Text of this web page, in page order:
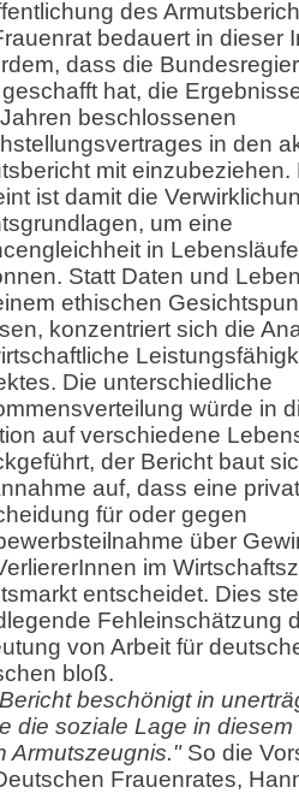
des
bedauert in dieser
dass die
hat, die
beschlossenen
in den
mit einzubeziehen.
ist damit die
um eine
in
Statt Daten und
ethischen
konzentriert sich die
Die unterschiedliche
würde in
auf verschiedene
der Bericht baut
auf, dass eine
für oder gegen
über
im
entscheidet. Dies
Fehleinschätzung
von Arbeit für
bloß.
beschönigt in
die soziale Lage in
Armutszeugnis."So die
Frauenrates,